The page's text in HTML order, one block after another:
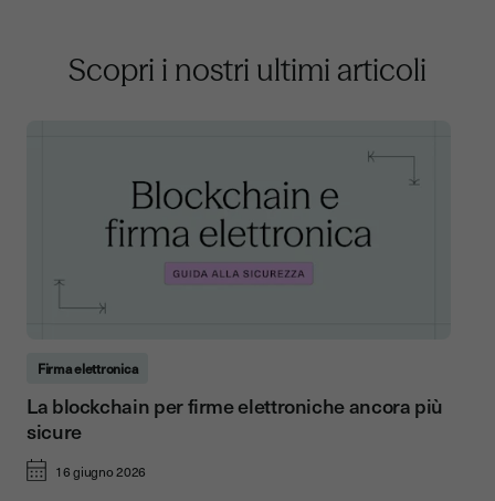
Scopri i nostri ultimi articoli
Firma elettronica
La blockchain per firme elettroniche ancora più
sicure
16 giugno 2026